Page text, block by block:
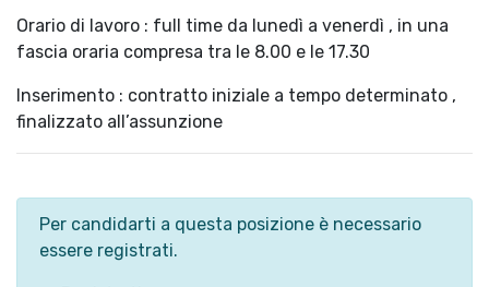
Orario di lavoro : full time da lunedì a venerdì , in una
fascia oraria compresa tra le 8.00 e le 17.30
Inserimento : contratto iniziale a tempo determinato ,
finalizzato all’assunzione
Per candidarti a questa posizione è necessario
essere registrati.